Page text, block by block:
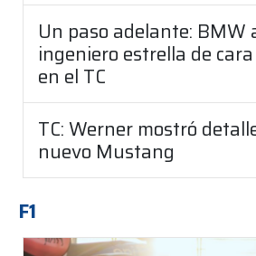
Un paso adelante: BMW
ingeniero estrella de
en el TC
TC: Werner mostró
nuevo Mustang
F1